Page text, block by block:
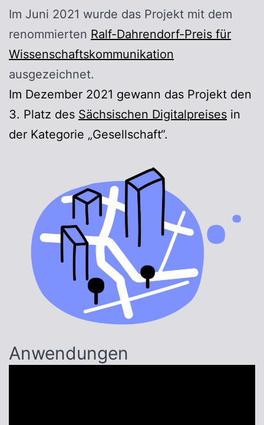
Im Juni 2021 wurde das Projekt mit dem
renommierten Ralf-Dahrendorf-Preis für
Wissenschaftskommunikation
ausgezeichnet.
Im Dezember 2021 gewann das Projekt den
3. Platz des Sächsischen Digitalpreises in
der Kategorie „Gesellschaft“.
Anwendungen